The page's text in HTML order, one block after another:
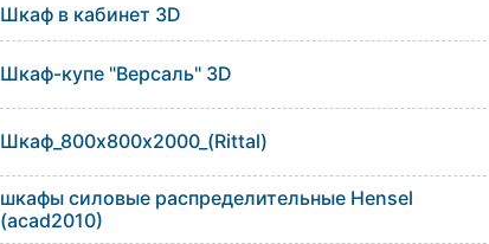
Шкаф в кабинет 3D
Шкаф-купе "Версаль" 3D
Шкаф_800х800х2000_(Rittal)
шкафы силовые распределительные Hensel
(acad2010)